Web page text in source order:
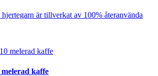
är tillverkat av 100% återanvända
kaffe